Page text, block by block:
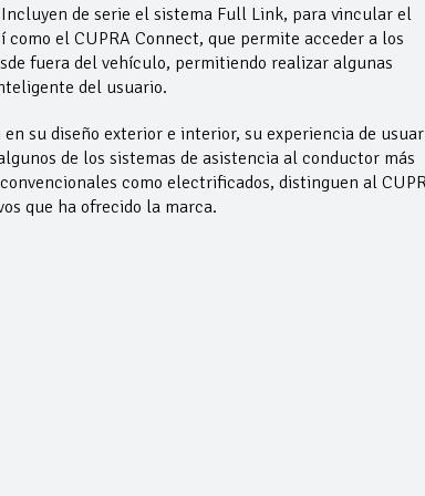
de serie el sistema Full Link, para vincular el
el CUPRA Connect, que permite acceder a los
fuera del vehículo, permitiendo realizar algunas
del usuario.
su diseño exterior e interior, su experiencia de
de los sistemas de asistencia al conductor más
como electrificados, distinguen al
que ha ofrecido la marca.